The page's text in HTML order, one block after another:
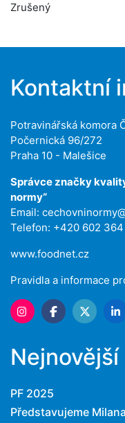
Zrušený
Kontaktní
Potravinářská komora
Počernická 96/272
Praha 10 - Malešice
Správce značky
normy“
Email:
Telefon: +420 602 364
www.foodnet.cz
Pravidla a informace
PF 2025
Představujeme